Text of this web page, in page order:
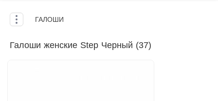
ГАЛОШИ
Галоши женские Step Черный (37)